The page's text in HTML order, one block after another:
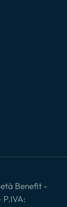
Benefit -